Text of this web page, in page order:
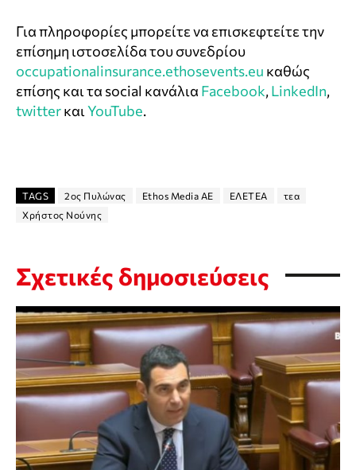
Για πληροφορίες μπορείτε να επισκεφτείτε την
επίσημη ιστοσελίδα του συνεδρίου
occupationalinsurance.ethosevents.eu καθώς
επίσης και τα social κανάλια Facebook, LinkedIn,
twitterκαιYouTube.
TAGS 2ος Πυλώνας Ethos Media AE ΕΛΕΤΕΑ
τεα
Χρήστος Νούνης
Σχετικές δημοσιεύσεις